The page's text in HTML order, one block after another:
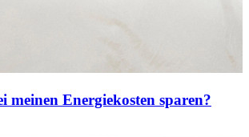
meinen Energiekosten sparen?